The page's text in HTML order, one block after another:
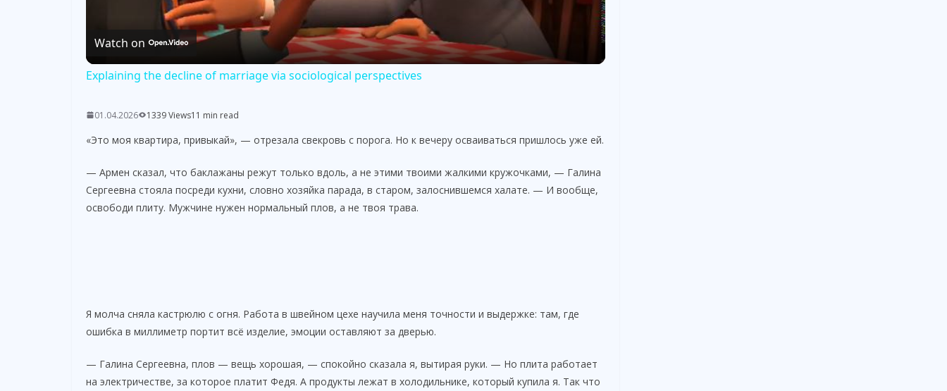
a
y
i
d
Watch on
Explaining the decline of marriage via sociological perspectives
01.04.2026 1339 Views11 min read
«Это моя квартира, привыкай», — отрезала свекровь с порога. Но к вечеру осваиваться пришлось уже ей.
— Армен сказал, что баклажаны режут только вдоль, а не этими твоими жалкими кружочками, — Галина
Сергеевна стояла посреди кухни, словно хозяйка парада, в старом, залоснившемся халате. — И вообще,
освободи плиту. Мужчине нужен нормальный плов, а не твоя трава.
Я молча сняла кастрюлю с огня. Работа в швейном цехе научила меня точности и выдержке: там, где
ошибка в миллиметр портит всё изделие, эмоции оставляют за дверью.
— Галина Сергеевна, плов — вещь хорошая, — спокойно сказала я, вытирая руки. — Но плита работает
на электричестве, за которое платит Федя. А продукты лежат в холодильнике, который купила я. Так что